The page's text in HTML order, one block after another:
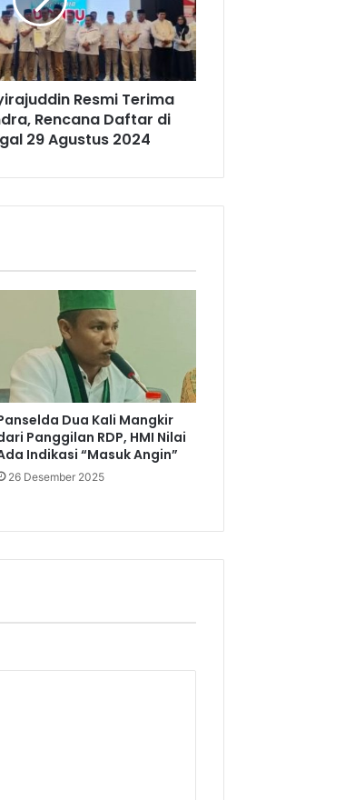
Resmi Terima
Rencana Daftar di
29 Agustus 2024
Dua Kali Mangkir
Panggilan RDP, HMI Nilai
Indikasi “Masuk Angin”
26 Desember 2025